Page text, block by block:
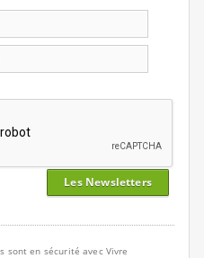
Les Newsletters
sont en sécurité avec Vivre